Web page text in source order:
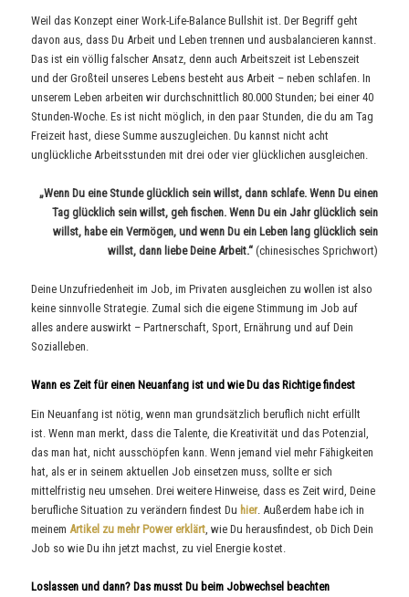
Weil das Konzept einer Work-Life-Balance Bullshit ist. Der Begriff geht
davon aus, dass Du Arbeit und Leben trennen und ausbalancieren kannst.
Das ist ein völlig falscher Ansatz, denn auch Arbeitszeit ist Lebenszeit
und der Großteil unseres Lebens besteht aus Arbeit – neben schlafen. In
unserem Leben arbeiten wir durchschnittlich 80.000 Stunden; bei einer 40
Stunden-Woche. Es ist nicht möglich, in den paar Stunden, die du am Tag
Freizeit hast, diese Summe auszugleichen. Du kannst nicht acht
unglückliche Arbeitsstunden mit drei oder vier glücklichen ausgleichen.
„Wenn Du eine Stunde glücklich sein willst, dann schlafe. Wenn Du einen
Tag glücklich sein willst, geh fischen. Wenn Du ein Jahr glücklich sein
willst, habe ein Vermögen, und wenn Du ein Leben lang glücklich sein
willst, dann liebe Deine Arbeit.“ (chinesisches Sprichwort)
Deine Unzufriedenheit im Job, im Privaten ausgleichen zu wollen ist also
keine sinnvolle Strategie. Zumal sich die eigene Stimmung im Job auf
alles andere auswirkt – Partnerschaft, Sport, Ernährung und auf Dein
Sozialleben.
Wann es Zeit für einen Neuanfang ist und wie Du das Richtige findest
Ein Neuanfang ist nötig, wenn man grundsätzlich beruflich nicht erfüllt
ist. Wenn man merkt, dass die Talente, die Kreativität und das Potenzial,
das man hat, nicht ausschöpfen kann. Wenn jemand viel mehr Fähigkeiten
hat, als er in seinem aktuellen Job einsetzen muss, sollte er sich
mittelfristig neu umsehen. Drei weitere Hinweise, dass es Zeit wird, Deine
berufliche Situation zu verändern findest Du hier. Außerdem habe ich in
meinem Artikel zu mehr Power erklärt , wie Du herausfindest, ob Dich Dein
Job so wie Du ihn jetzt machst, zu viel Energie kostet.
Loslassen und dann? Das musst Du beim Jobwechsel beachten